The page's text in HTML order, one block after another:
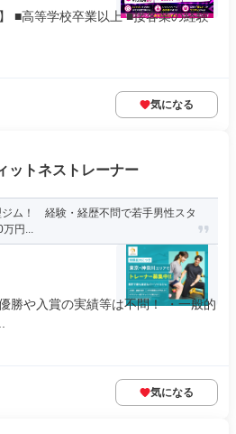
■高等学校卒業以上 ■接客業の経験
気になる
ットネストレーナー
ム！ 経験・経歴不問で若手男性スタ
万円...
勝や入賞の実績等は不問！ ・一般的
気になる